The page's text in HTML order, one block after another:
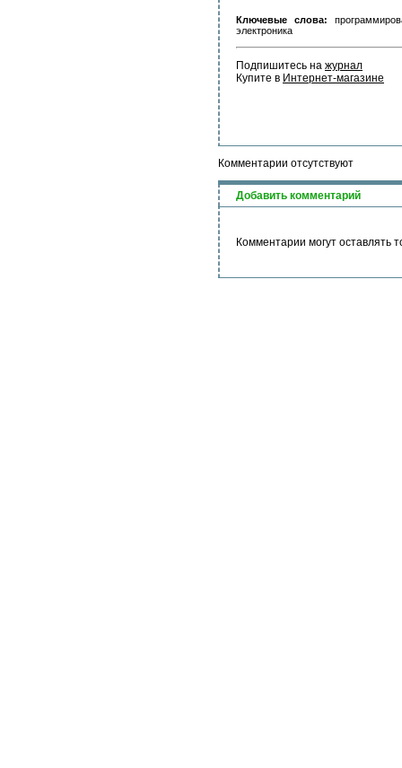
Ключевые слова:
электроника
Подпишитесь на журнал
Купите в Интернет-магазине
Комментарии отсутствуют
Добавить комментарий
Комментарии могут оставлять